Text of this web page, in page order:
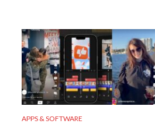
APPS & SOFTWARE